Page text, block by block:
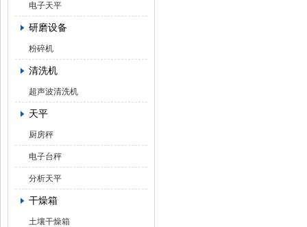
电子天平
研磨设备
粉碎机
清洗机
超声波清洗机
天平
厨房秤
电子台秤
分析天平
干燥箱
土壤干燥箱